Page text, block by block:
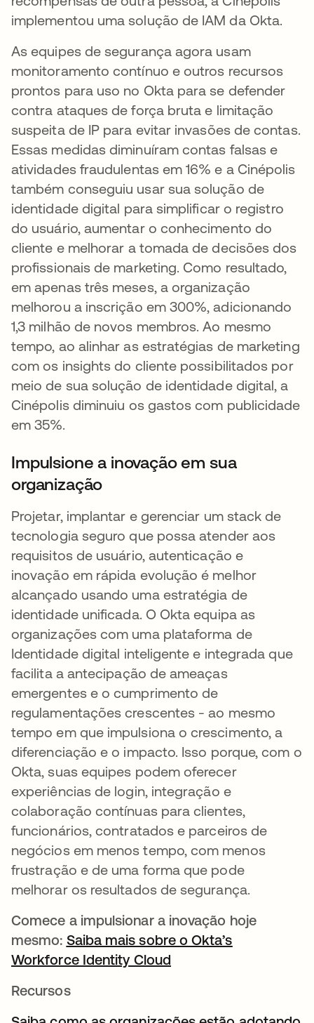
implementou uma solução de IAM da Okta.
As equipes de segurança agora usam
monitoramento contínuo e outros recursos
prontos para uso no Okta para se defender
contra ataques de força bruta e limitação
suspeita de IP para evitar invasões de contas.
Essas medidas diminuíram contas falsas e
atividades fraudulentas em 16% e a Cinépolis
também conseguiu usar sua solução de
identidade digital para simplificar o registro
do usuário, aumentar o conhecimento do
cliente e melhorar a tomada de decisões dos
profissionais de marketing. Como resultado,
em apenas três meses, a organização
melhorou a inscrição em 300%, adicionando
1,3 milhão de novos membros. Ao mesmo
tempo, ao alinhar as estratégias de marketing
com os insights do cliente possibilitados por
meio de sua solução de identidade digital, a
Cinépolis diminuiu os gastos com publicidade
em 35%.
Impulsione a inovação em sua
organização
Projetar, implantar e gerenciar um stack de
tecnologia seguro que possa atender aos
requisitos de usuário, autenticação e
inovação em rápida evolução é melhor
alcançado usando uma estratégia de
identidade unificada. O Okta equipa as
organizações com uma plataforma de
Identidade digital inteligente e integrada que
facilita a antecipação de ameaças
emergentes e o cumprimento de
regulamentações crescentes - ao mesmo
tempo em que impulsiona o crescimento, a
diferenciação e o impacto. Isso porque, com o
Okta, suas equipes podem oferecer
experiências de login, integração e
colaboração contínuas para clientes,
funcionários, contratados e parceiros de
negócios em menos tempo, com menos
frustração e de uma forma que pode
melhorar os resultados de segurança.
Comece a impulsionar a inovação hoje
mesmo: Saiba mais sobre o Okta’s
Workforce Identity Cloud
Recursos